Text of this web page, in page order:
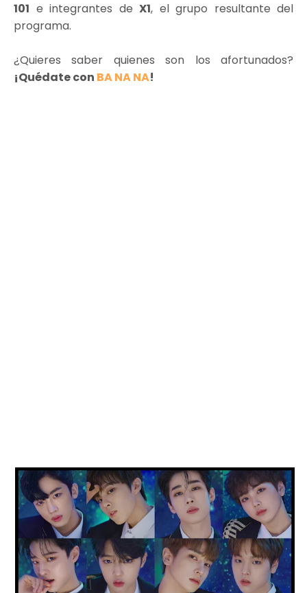
101 e integrantes de X1, el grupo resultante del
programa.
¿Quieres saber quienes son los afortunados?
¡Quédate con BA NA NA!